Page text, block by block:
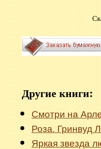
Другие книги:
Смотри на
Роза. Гринвуд
Яркая звезда